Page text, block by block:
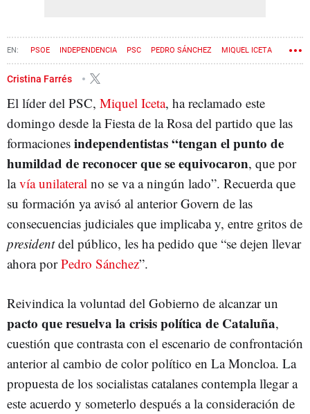
PSOE INDEPENDENCIA PSC PEDRO SÁNCHEZ MIQUEL ICETA
PROCÉS
Cristina Farrés
El líder del PSC, Miquel Iceta, ha reclamado este
domingo desde la Fiesta de la Rosa del partido que las
formaciones independentistas “tengan el punto de
humildad de reconocer que se equivocaron, que por
lavía unilateral no se va a ningún lado”. Recuerda que
su formación ya avisó al anterior Govern de las
consecuencias judiciales que implicaba y, entre gritos de
presidentdel público, les ha pedido que “se dejen llevar
ahora porPedro Sánchez”.
Reivindica la voluntad del Gobierno de alcanzar un
pacto que resuelva la crisis política de Cataluña,
cuestión que contrasta con el escenario de confrontación
anterior al cambio de color político en La Moncloa. La
propuesta de los socialistas catalanes contempla llegar a
este acuerdo y someterlo después a la consideración de